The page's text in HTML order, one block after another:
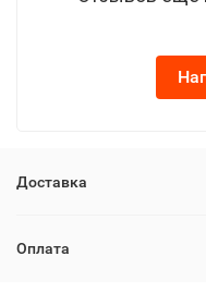
Доставка
Оплата